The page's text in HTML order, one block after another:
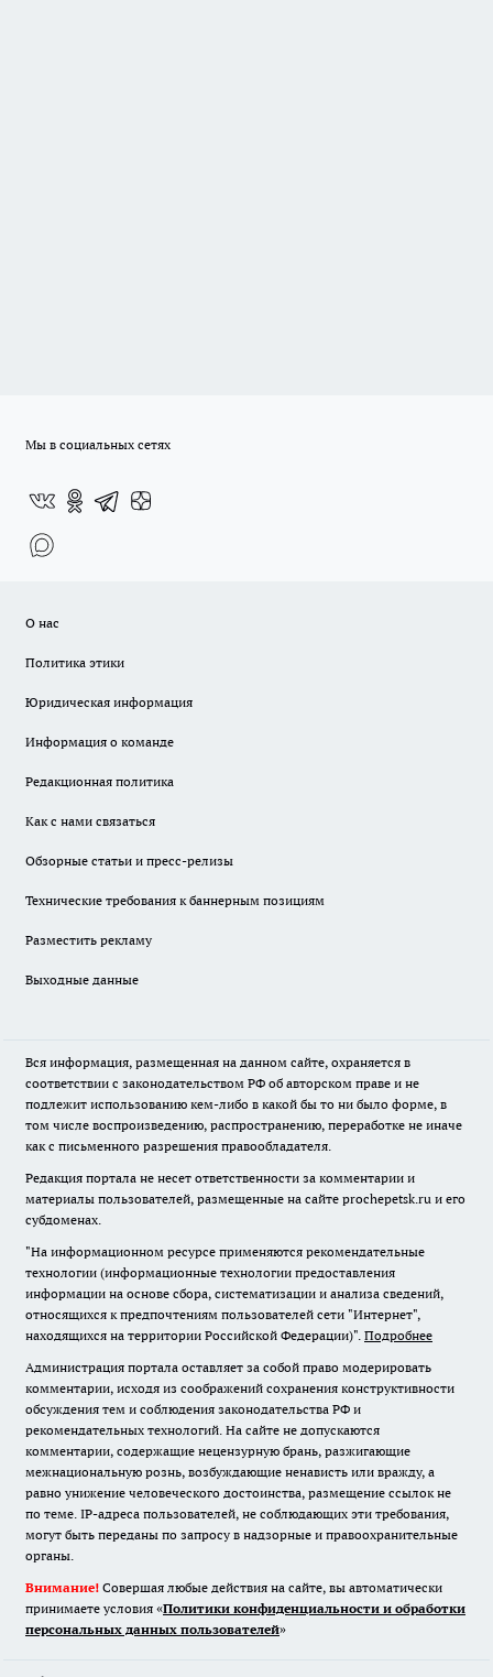
Мы в социальных сетях
О нас
Политика этики
Юридическая информация
Информация о команде
Редакционная политика
Как с нами связаться
Обзорные статьи и пресс-релизы
Технические требования к баннерным позициям
Разместить рекламу
Выходные данные
Вся информация, размещенная на данном сайте, охраняется в
соответствии с законодательством РФ об авторском праве и не
подлежит использованию кем-либо в какой бы то ни было форме, в
том числе воспроизведению, распространению, переработке не иначе
как с письменного разрешения правообладателя.
Редакция портала не несет ответственности за комментарии и
материалы пользователей, размещенные на сайте prochepetsk.ru и его
субдоменах.
"На информационном ресурсе применяются рекомендательные
технологии (информационные технологии предоставления
информации на основе сбора, систематизации и анализа сведений,
относящихся к предпочтениям пользователей сети "Интернет",
находящихся на территории Российской Федерации)". Подробнее
Администрация портала оставляет за собой право модерировать
комментарии, исходя из соображений сохранения конструктивности
обсуждения тем и соблюдения законодательства РФ и
рекомендательных технологий. На сайте не допускаются
комментарии, содержащие нецензурную брань, разжигающие
межнациональную рознь, возбуждающие ненависть или вражду, а
равно унижение человеческого достоинства, размещение ссылок не
по теме. IP-адреса пользователей, не соблюдающих эти требования,
могут быть переданы по запросу в надзорные и правоохранительные
органы.
Внимание! Совершая любые действия на сайте, вы автоматически
принимаете условия «Политики конфиденциальности и обработки
персональных данных пользователей»